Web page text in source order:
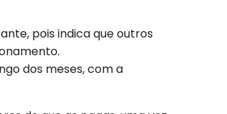
pois indica que outros
dos meses, com a